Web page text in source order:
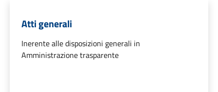
Atti generali
Inerente alle disposizioni generali in
Amministrazione trasparente